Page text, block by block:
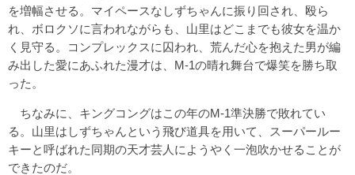
を増幅させる。マイペースなしずちゃんに振り回され、殴ら
れ、ボロクソに言われながらも、山里はどこまでも彼女を温か
く見守る。コンプレックスに囚われ、荒んだ心を抱えた男が編
み出した愛にあふれた漫才は、M-1の晴れ舞台で爆笑を勝ち取
った。
ちなみに、キングコングはこの年のM-1準決勝で敗れてい
る。山里はしずちゃんという飛び道具を用いて、スーパールー
キーと呼ばれた同期の天才芸人にようやく一泡吹かせることが
できたのだ。